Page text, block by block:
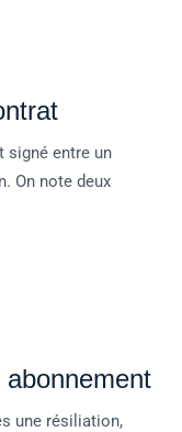
signé entre un
On note deux
une résiliation,